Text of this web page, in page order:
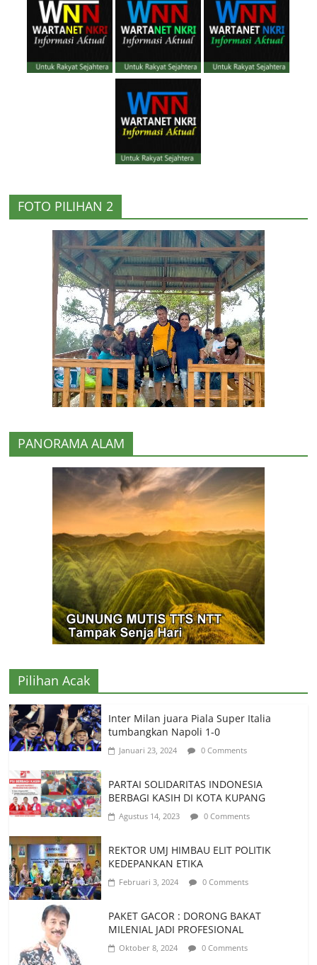
FOTO PILIHAN 2
PANORAMA ALAM
Pilihan Acak
Inter Milan juara Piala Super Italia
tumbangkan Napoli 1-0
Januari 23, 2024 0 Comments
PARTAI SOLIDARITAS INDONESIA
BERBAGI KASIH DI KOTA KUPANG
Agustus 14, 2023 0 Comments
REKTOR UMJ HIMBAU ELIT POLITIK
KEDEPANKAN ETIKA
Februari 3, 2024 0 Comments
PAKET GACOR : DORONG BAKAT
MILENIAL JADI PROFESIONAL
Oktober 8, 2024 0 Comments